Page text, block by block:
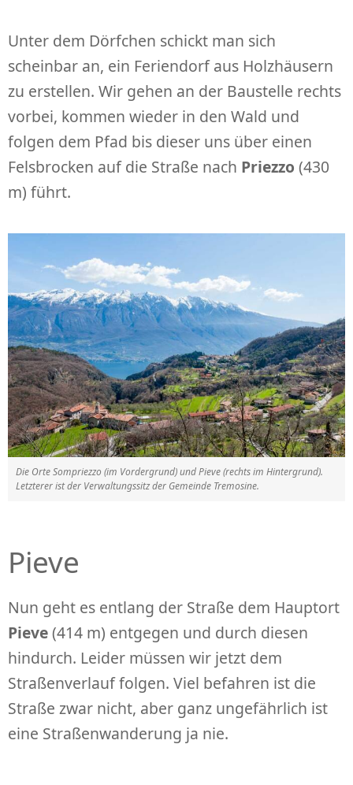
Unter dem Dörfchen schickt man sich
scheinbar an, ein Feriendorf aus Holzhäusern
zu erstellen. Wir gehen an der Baustelle rechts
vorbei, kommen wieder in den Wald und
folgen dem Pfad bis dieser uns über einen
Felsbrocken auf die Straße nach Priezzo (430
m) führt.
Die Orte Sompriezzo (im Vordergrund) und Pieve (rechts im Hintergrund).
Letzterer ist der Verwaltungssitz der Gemeinde Tremosine.
Pieve
Nun geht es entlang der Straße dem Hauptort
Pieve(414 m) entgegen und durch diesen
hindurch. Leider müssen wir jetzt dem
Straßenverlauf folgen. Viel befahren ist die
Straße zwar nicht, aber ganz ungefährlich ist
eine Straßenwanderung ja nie.